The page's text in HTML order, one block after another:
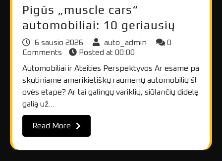
Pigūs „muscle cars“
automobiliai: 10 geriausių
6 sausio 2026 auto_admin
0
Comments
Posted at 00:00
Automobiliai ir Ateities Perspektyvos Ar esame pa
skutiniame amerikietiškų raumenų automobilių šl
ovės etape? Ar tai galingų variklių, siūlančių didelę
galią už…
Read More